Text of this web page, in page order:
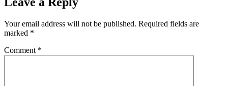
Your email address will not be published. Required fields are
marked *
Comment *